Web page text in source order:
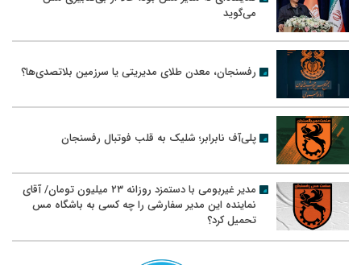
می‌گوید
رفسنجان، معدن طلای مدیریتی یا سرزمین بلاتصدی‌ها؟
پلی‌آف نابرابر؛ شلیک به قلب فوتبال رفسنجان
مدیر غیربومی با دستمزد روزانه ۲۳ میلیون تومان/ آقای
نماینده این مدیر سفارشی را چه کسی به باشگاه مس
تحمیل کرد؟